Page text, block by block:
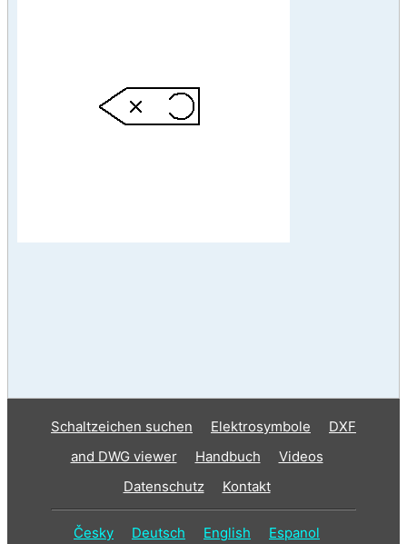
Schaltzeichen suchen Elektrosymbole
DXF
and DWG viewer
Handbuch
Videos
Datenschutz
Kontakt
Česky Deutsch English Espanol